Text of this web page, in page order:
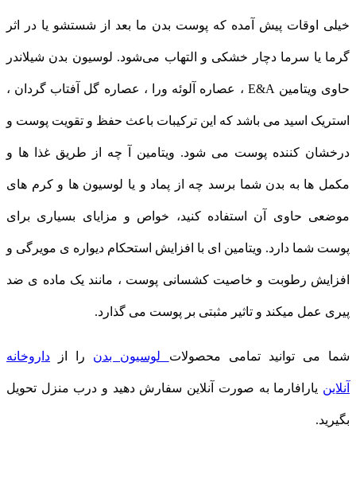
خیلی اوقات پیش آمده که پوست بدن ما بعد از شستشو یا در اثر
گرما یا سرما دچار خشکی و التهاب می‌شود. لوسیون بدن شیلاندر
حاوی ویتامین E&A ، عصاره آلوئه ورا ، عصاره گل آفتاب گردان ،
استریک اسید می باشد که این ترکیبات باعث حفظ و تقویت پوست و
درخشان کننده پوست می شود. ویتامین آ چه از طریق غذا ها و
مکمل ها به بدن شما برسد چه از پماد و یا لوسیون ها و کرم های
موضعی حاوی آن استفاده کنید، خواص و مزایای بسیاری برای
پوست شما دارد. ویتامین ای با افزایش استحکام دیواره ی مویرگی و
افزایش رطوبت و خاصیت کشسانی پوست ، مانند یک ماده ی ضد
پیری عمل میکند و تاثیر مثبتی بر پوست می گذارد.
شما می توانید تمامی محصولات لوسیون بدن را از داروخانه
آنلاین یارافارما به صورت آنلاین سفارش دهید و درب منزل تحویل
بگیرید.